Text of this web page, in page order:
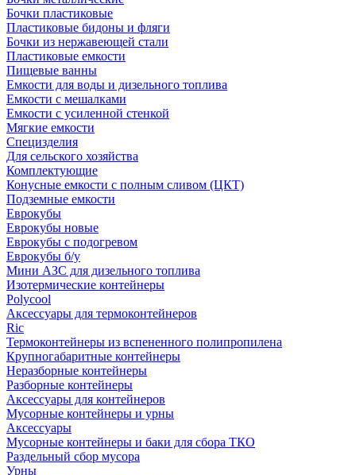
Бочки пластиковые
Пластиковые бидоны и фляги
Бочки из нержавеющей стали
Пластиковые емкости
Пищевые ванны
Емкости для воды и дизельного топлива
Емкости с мешалками
Емкости с усиленной стенкой
Мягкие емкости
Специзделия
Для сельского хозяйства
Комплектующие
Конусные емкости с полным сливом (ЦКТ)
Подземные емкости
Еврокубы
Еврокубы новые
Еврокубы с подогревом
Еврокубы б/у
Мини АЗС для дизельного топлива
Изотермические контейнеры
Polycool
Аксессуары для термоконтейнеров
Ric
Термоконтейнеры из вспененного полипропилена
Крупногабаритные контейнеры
Неразборные контейнеры
Разборные контейнеры
Аксессуары для контейнеров
Мусорные контейнеры и урны
Аксессуары
Мусорные контейнеры и баки для сбора ТКО
Раздельный сбор мусора
Урны